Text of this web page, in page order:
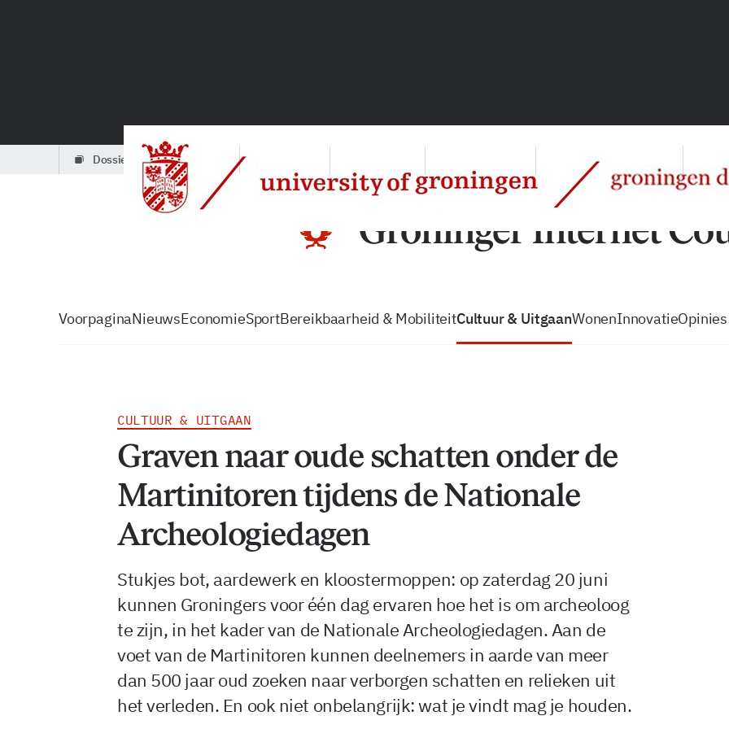
dossiers
VoorpaginaNieuwsEconomieSportBereikbaarheid & MobiliteitCultuur & UitgaanWonenInnovatieOpinies
CULTUUR & UITGAAN
Graven naar oude schatten onder de
Martinitoren tijdens de Nationale
Archeologiedagen
Stukjes bot, aardewerk en kloostermoppen: op zaterdag 20 juni
kunnen Groningers voor één dag ervaren hoe het is om archeoloog
te zijn, in het kader van de Nationale Archeologiedagen. Aan de
voet van de Martinitoren kunnen deelnemers in aarde van meer
dan 500 jaar oud zoeken naar verborgen schatten en relieken uit
het verleden. En ook niet onbelangrijk: wat je vindt mag je houden.